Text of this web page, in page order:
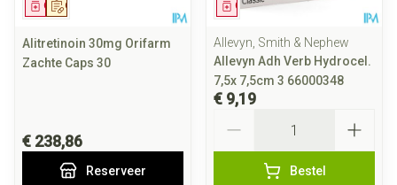
Op voorschrift
Geneesmiddel
Alitretinoin 30mg Orifarm
Zachte Caps 30
€ 238,86
Reserveer
Geneesmiddel
Allevyn, Smith & Nephew
Allevyn Adh Verb Hydrocel.
7,5x 7,5cm 3 66000348
€ 9,19
Bestel